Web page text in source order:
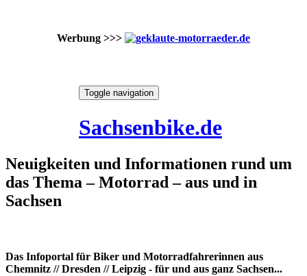
Werbung >>>
Toggle navigation
Sachsenbike.de
Neuigkeiten und Informationen rund um
das Thema – Motorrad – aus und in
Sachsen
Das Infoportal für Biker und Motorradfahrerinnen aus
Chemnitz // Dresden // Leipzig - für und aus ganz Sachsen...